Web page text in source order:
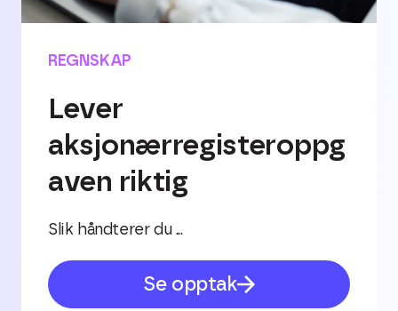
REGNSKAP
Lever
aksjonærregisteroppg
aven riktig
Slik håndterer du ...
Se opptak